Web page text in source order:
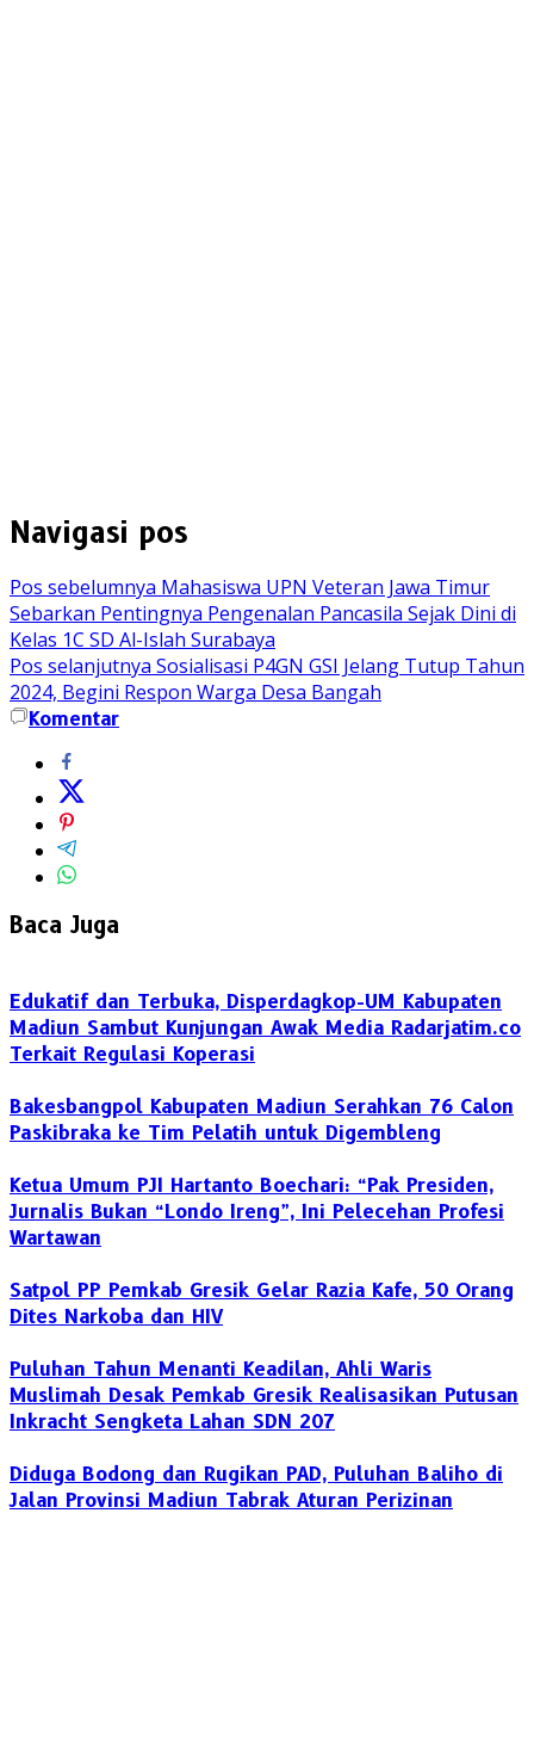
Navigasi pos
Pos sebelumnya Mahasiswa UPN Veteran Jawa Timur
Sebarkan Pentingnya Pengenalan Pancasila Sejak Dini di
Kelas 1C SD Al-Islah Surabaya
Pos selanjutnya Sosialisasi P4GN GSI Jelang Tutup Tahun
2024, Begini Respon Warga Desa Bangah
Komentar
Baca Juga
Edukatif dan Terbuka, Disperdagkop-UM Kabupaten
Madiun Sambut Kunjungan Awak Media Radarjatim.co
Terkait Regulasi Koperasi
Bakesbangpol Kabupaten Madiun Serahkan 76 Calon
Paskibraka ke Tim Pelatih untuk Digembleng
Ketua Umum PJI Hartanto Boechari: “Pak Presiden,
Jurnalis Bukan “Londo Ireng”, Ini Pelecehan Profesi
Wartawan
Satpol PP Pemkab Gresik Gelar Razia Kafe, 50 Orang
Dites Narkoba dan HIV
‎Puluhan Tahun Menanti Keadilan, Ahli Waris
Muslimah Desak Pemkab Gresik Realisasikan Putusan
Inkracht Sengketa Lahan SDN 207
Diduga Bodong dan Rugikan PAD, Puluhan Baliho di
Jalan Provinsi Madiun Tabrak Aturan Perizinan